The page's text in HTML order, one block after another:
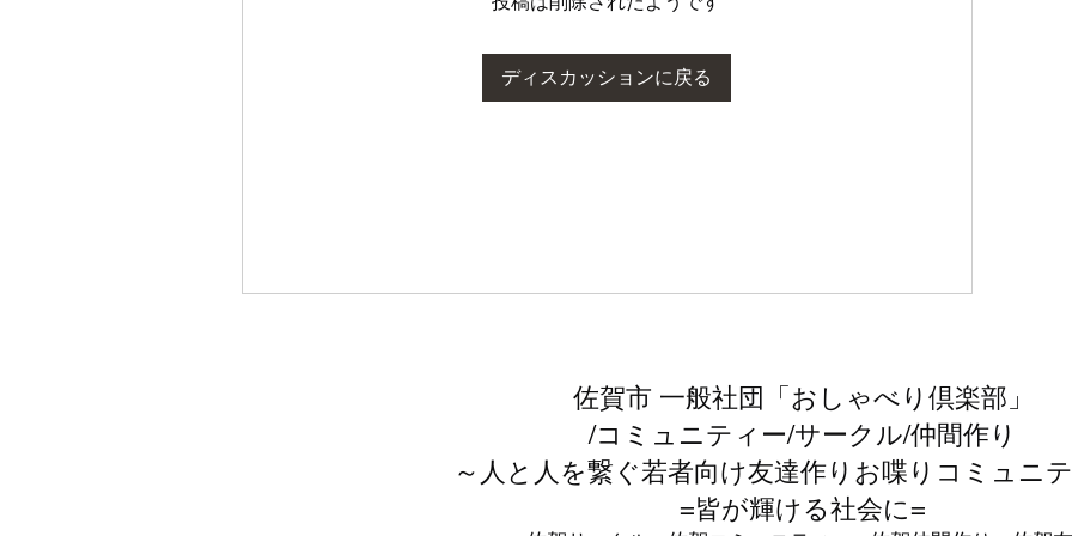
ディスカッションに戻る
佐賀市 一般社団「おしゃべり倶楽部」
/コミュニティー/サークル/仲間作り
～人と人を繋ぐ若者向け友達作りお喋りコミュニ
=皆が輝ける社会に=